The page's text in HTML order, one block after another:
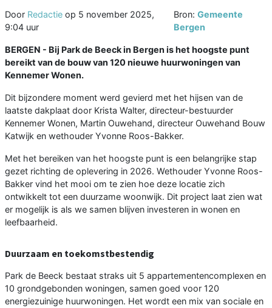
Door Redactie op 5 november 2025,
9:04 uur
Bron:Gemeente
Bergen
BERGEN - Bij Park de Beeck in Bergen is het hoogste punt
bereikt van de bouw van 120 nieuwe huurwoningen van
Kennemer Wonen.
Dit bijzondere moment werd gevierd met het hijsen van de
laatste dakplaat door Krista Walter, directeur-bestuurder
Kennemer Wonen, Martin Ouwehand, directeur Ouwehand Bouw
Katwijk en wethouder Yvonne Roos-Bakker.
Met het bereiken van het hoogste punt is een belangrijke stap
gezet richting de oplevering in 2026. Wethouder Yvonne Roos-
Bakker vind het mooi om te zien hoe deze locatie zich
ontwikkelt tot een duurzame woonwijk. Dit project laat zien wat
er mogelijk is als we samen blijven investeren in wonen en
leefbaarheid.
Duurzaam en toekomstbestendig
Park de Beeck bestaat straks uit 5 appartementencomplexen en
10 grondgebonden woningen, samen goed voor 120
energiezuinige huurwoningen. Het wordt een mix van sociale en